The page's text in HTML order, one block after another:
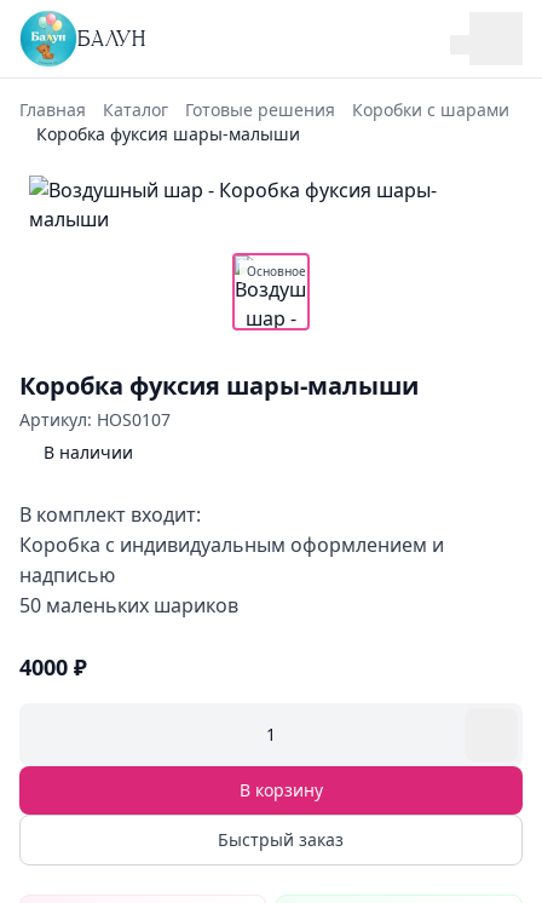
БАЛУН
Главная Каталог Готовые решения
Коробки с шарами
Коробка фуксия шары-малыши
Основное
Коробка фуксия шары-малыши
Артикул: HOS0107
В наличии
В комплект входит:
Коробка с индивидуальным оформлением и
надписью
50 маленьких шариков
4000 ₽
1
В корзину
Быстрый заказ